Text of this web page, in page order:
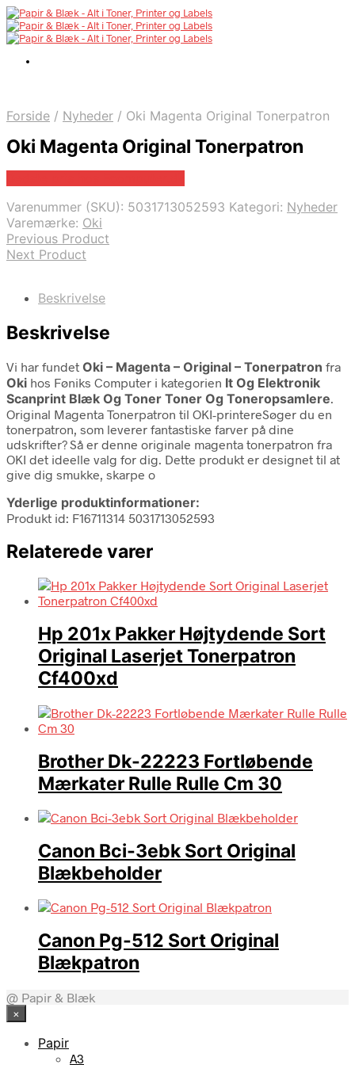
Forside / Nyheder / Oki Magenta Original Tonerpatron
Oki Magenta Original Tonerpatron
Varenummer (SKU): 5031713052593 Kategori: Nyheder
Varemærke: Oki
Previous Product
Next Product
Beskrivelse
Beskrivelse
Vi har fundet Oki – Magenta – Original – Tonerpatron fra
Oki hos Føniks Computer i kategorien It Og Elektronik
Scanprint Blæk Og Toner Toner Og Toneropsamlere.
Original Magenta Tonerpatron til OKI-printereSøger du en
tonerpatron, som leverer fantastiske farver på dine
udskrifter? Så er denne originale magenta tonerpatron fra
OKI det ideelle valg for dig. Dette produkt er designet til at
give dig smukke, skarpe o
Yderlige produktinformationer:
Produkt id: F16711314 5031713052593
Relaterede varer
Hp 201x Pakker Højtydende Sort
Original Laserjet Tonerpatron
Cf400xd
Brother Dk-22223 Fortløbende
Mærkater Rulle Rulle Cm 30
Canon Bci-3ebk Sort Original
Blækbeholder
Canon Pg-512 Sort Original
Blækpatron
@ Papir & Blæk
×
Papir
A3